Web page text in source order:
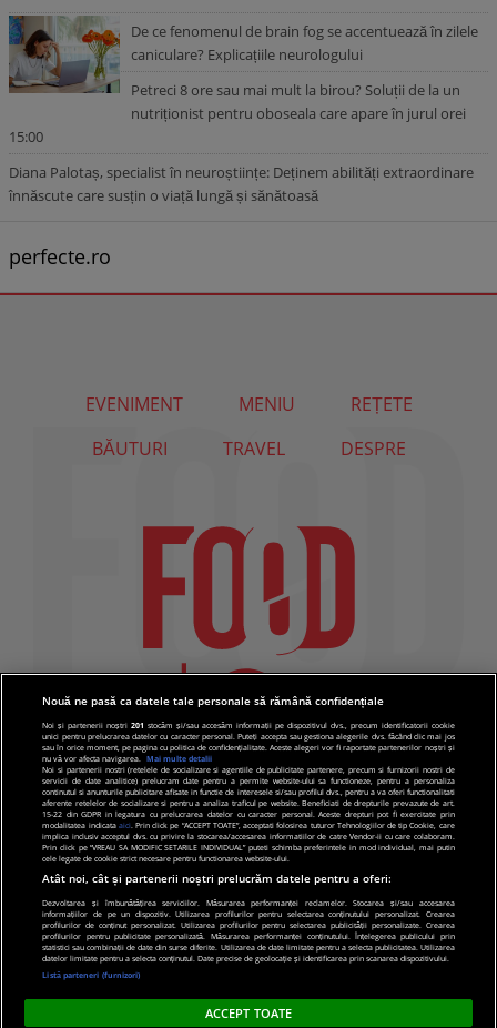
De ce fenomenul de brain fog se accentuează în zilele
caniculare? Explicațiile neurologului
Petreci 8 ore sau mai mult la birou? Soluții de la un
nutriționist pentru oboseala care apare în jurul orei
15:00
Diana Palotaș, specialist în neuroștiințe: Deținem abilități extraordinare
înnăscute care susțin o viață lungă și sănătoasă
perfecte.ro
EVENIMENT MENIU
REȚETE
BĂUTURI
TRAVEL DESPRE
© 2019 PRO TV S.R.L |Politica de Cookie|Politica
de confidentialitate
Nouă ne pasă ca datele tale personale să rămână confidențiale
Noi și partenerii noștri201 stocăm și/sau accesăm informații pe dispozitivul dvs., precum identificatorii cookie
unici pentru prelucrarea datelor cu caracter personal. Puteți accepta sau gestiona alegerile dvs. făcând clic mai jos
sau în orice moment, pe pagina cu politica de confidențialitate. Aceste alegeri vor fi raportate partenerilor noștri și
nu vă vor afecta navigarea.
Mai multe detalii
Noi si partenerii nostri (retelele de socializare si agentiile de publicitate partenere, precum si furnizorii nostri de
servicii de date analitice) prelucram date pentru a permite website-ului sa functioneze, pentru a personaliza
continutul si anunturile publicitare afisate in functie de interesele si/sau profilul dvs., pentru a va oferi functionalitati
aferente retelelor de socializare si pentru a analiza traficul pe website. Beneficiati de drepturile prevazute de art.
15-22 din GDPR in legatura cu prelucrarea datelor cu caracter personal. Aceste drepturi pot fi exercitate prin
modalitatea indicata aici. Prin click pe “ACCEPT TOATE”, acceptati folosirea tuturor Tehnologiilor de tip Cookie, care
implica inclusiv acceptul dvs. cu privire la stocarea/accesarea informatiilor de catre Vendor-ii cu care colaboram.
Prin click pe “VREAU SA MODIFIC SETARILE INDIVIDUAL” puteti schimba preferintele in mod individual, mai putin
cele legate de cookie strict necesare pentru functionarea website-ului.
Atât noi, cât și partenerii noștri prelucrăm datele pentru a oferi:
Dezvoltarea și îmbunătățirea serviciilor. Măsurarea performanței reclamelor. Stocarea și/sau accesarea
informațiilor de pe un dispozitiv. Utilizarea profilurilor pentru selectarea conținutului personalizat. Crearea
profilurilor de conținut personalizat. Utilizarea profilurilor pentru selectarea publicității personalizate. Crearea
profilurilor pentru publicitate personalizată. Măsurarea performanței conținutului. Înțelegerea publicului prin
statistici sau combinații de date din surse diferite. Utilizarea de date limitate pentru a selecta publicitatea. Utilizarea
datelor limitate pentru a selecta conținutul. Date precise de geolocație și identificarea prin scanarea dispozitivului.
Listă parteneri (furnizori)
ACCEPT TOATE